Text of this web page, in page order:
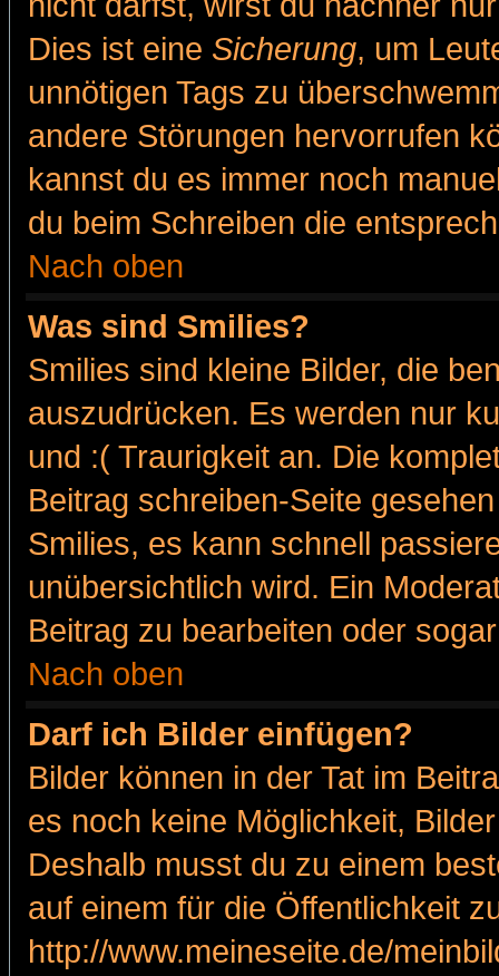
Dies ist eine Sicherung, um
unnötigen Tags zu
andere Störungen hervorrufen
kannst du es immer noch
du beim Schreiben die
Nach oben
Was sind Smilies?
Smilies sind kleine Bilder, die
auszudrücken. Es werden nur
und :( Traurigkeit an. Die
Beitrag schreiben-Seite
Smilies, es kann schnell
unübersichtlich wird. Ein
Beitrag zu bearbeiten oder
Nach oben
Darf ich Bilder einfügen?
Bilder können in der Tat im
es noch keine Möglichkeit,
Deshalb musst du zu einem
auf einem für die Öffentlichkeit
http://www.meineseite.de/